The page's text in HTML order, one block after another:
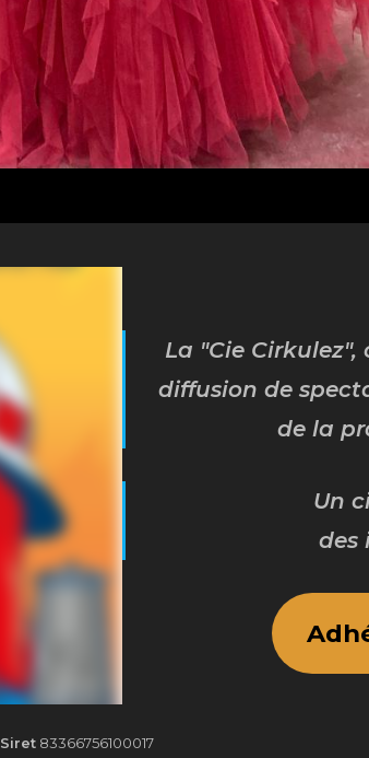
La "Cie
diffusion de
de la
Un
des
Siret 83366756100017